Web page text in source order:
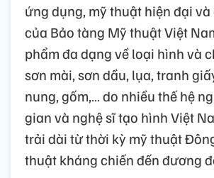
ứng dụng, mỹ thuật hiện đại
của Bảo tàng Mỹ thuật Việt
phẩm đa dạng về loại hình và
sơn mài, sơn dầu, lụa, tranh
nung, gốm,… do nhiều thế hệ
gian và nghệ sĩ tạo hình Việt
trải dài từ thời kỳ mỹ thuật
thuật kháng chiến đến đương